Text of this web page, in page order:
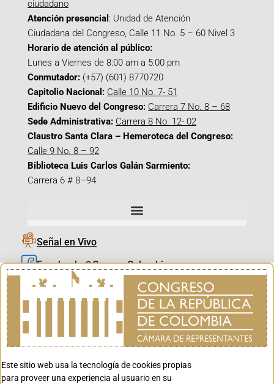
ciudadano
Atención presencial : Unidad de Atención
Ciudadana del Congreso, Calle 11 No. 5 – 60 Nivel 3
Horario de atención al público:
Lunes a Viernes de 8:00 am a 5:00 pm
Conmutador: (+57) (601) 8770720
Capitolio Nacional: Calle 10 No. 7- 51
Edificio Nuevo del Congreso: Carrera 7 No. 8 – 68
Sede Administrativa: Carrera 8 No. 12- 02
Claustro Santa Clara – Hemeroteca del Congreso:
Calle 9 No. 8 – 92
Biblioteca Luis Carlos Galán Sarmiento:
Carrera 6 # 8–94
Señal en Vivo
Facebook_@CamaraColombia
Instagram_@CamaraColombia
X_@CamaraColombia
Youtube_@CamaraColombia
Youtube_@CanalCongreso
Este sitio web usa la tecnología de cookies propias
para proveer una experiencia al usuario en su